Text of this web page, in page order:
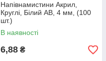
Напівнамистини Акрил,
Круглі, Білий AB, 4 мм, (100
шт.)
В наявності
6,88 ₴